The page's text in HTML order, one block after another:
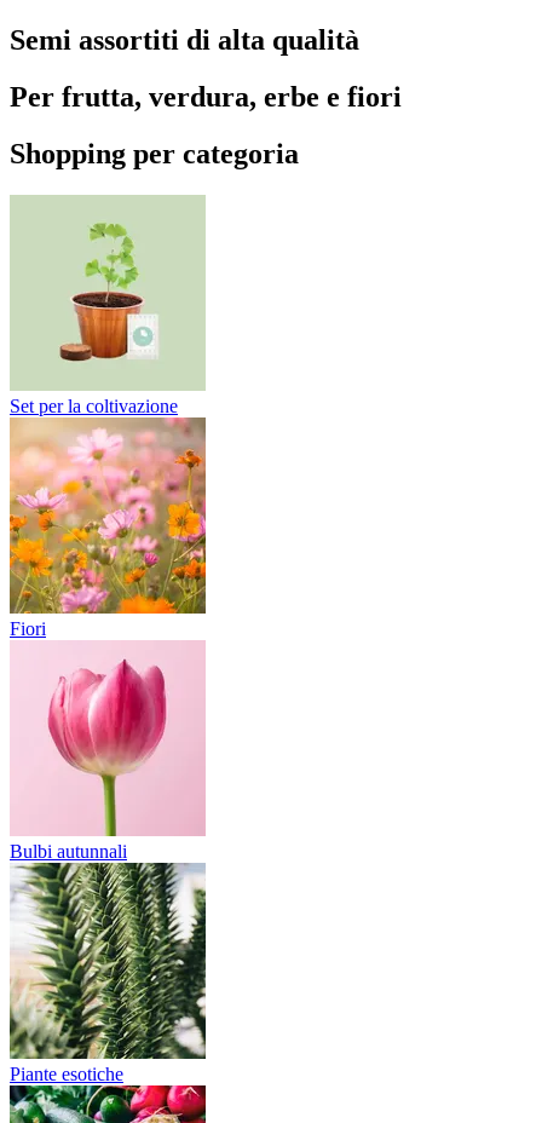
Semi assortiti di alta qualità
Per frutta, verdura, erbe e fiori
Shopping per categoria
Set per la coltivazione
Fiori
Bulbi autunnali
Piante esotiche